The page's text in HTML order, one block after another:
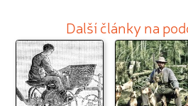
Další články na